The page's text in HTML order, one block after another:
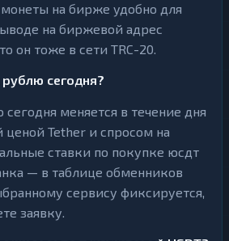
на бирже удобно для
на биржевой адрес
он тоже в сети TRC-20.
рублю сегодня?
меняется в течение дня
ценой Tether и спросом на
ставки по покупке юсдт
— в таблице обменников
сервису фиксируется,
заявку.